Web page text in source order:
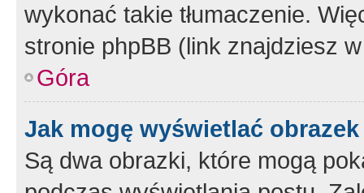
wykonać takie tłumaczenie.
stronie phpBB (link znajdziesz
Góra
Jak mogę wyświetlać
Są dwa obrazki, które mogą